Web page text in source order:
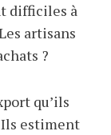
difficiles à
artisans
?
qu’ils
Ils estiment